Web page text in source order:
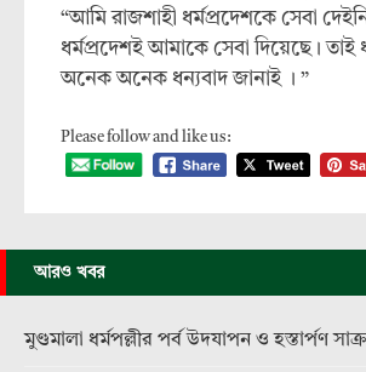
“আমি রাজশাহী ধর্মপ্রদেশকে সেবা
ধর্মপ্রদেশই আমাকে সেবা দিয়েছে। তাই
অনেক অনেক ধন্যবাদ জানাই । ”
Please follow and like us:
আরও খবর
মুণ্ডমালা ধর্মপল্লীর পর্ব উদযাপন ও হস্তার্পণ